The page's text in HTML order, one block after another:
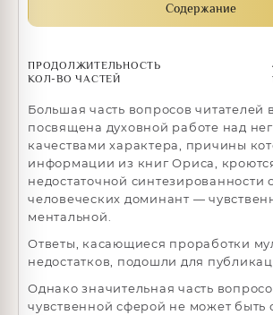
Содержание
ПРОДОЛЖИТЕЛЬНОСТЬ
КОЛ-ВО ЧАСТЕЙ
Большая часть вопросов читателей
посвящена духовной работе над
качествами характера, причины
информации из книг Ориса,
недостаточной синтезированности
человеческих доминант —
ментальной.
Ответы, касающиеся проработки
недостатков, подошли для
Однако значительная часть
чувственной сферой не может быть